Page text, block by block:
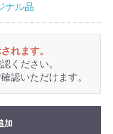
ナル品
れます。
ください。
認いただけます。
加